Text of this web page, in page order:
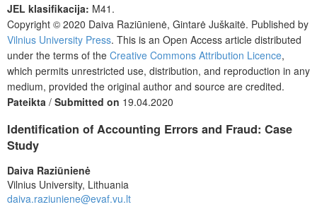
JEL klasifikacija: M41.
Copyright © 2020 Daiva Raziūnienė, Gintarė Juškaitė. Published by
Vilnius University Press. This is an Open Access article distributed
under the terms of the Creative Commons Attribution Licence,
which permits unrestricted use, distribution, and reproduction in any
medium, provided the original author and source are credited.
Pateikta / Submitted on 19.04.2020
Identification of Accounting Errors and Fraud: Case
Study
Daiva Raziūnienė
Vilnius University, Lithuania
daiva.raziuniene@evaf.vu.lt